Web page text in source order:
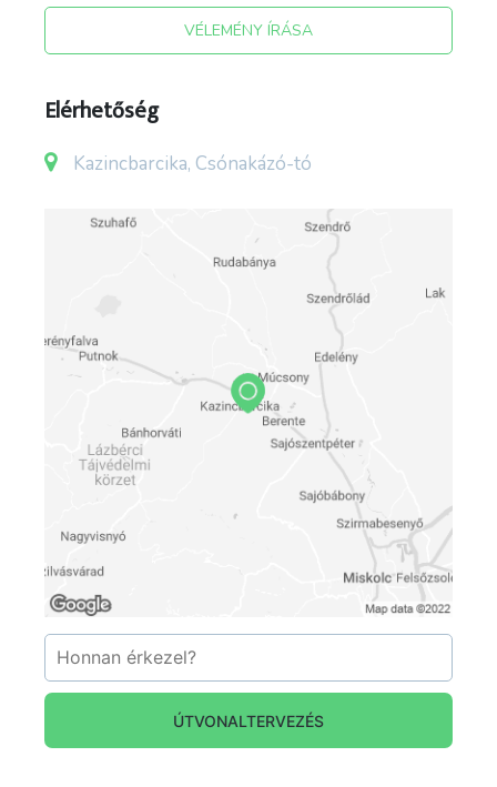
VÉLEMÉNY ÍRÁSA
Elérhetőség
Kazincbarcika, Csónakázó-tó
ÚTVONALTERVEZÉS